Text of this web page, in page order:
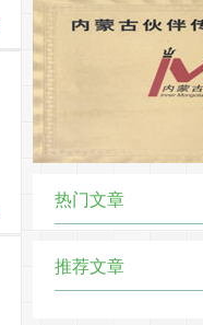
热门文章
推荐文章